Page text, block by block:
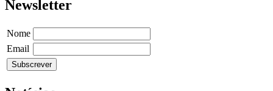
Newsletter
Nome
Email